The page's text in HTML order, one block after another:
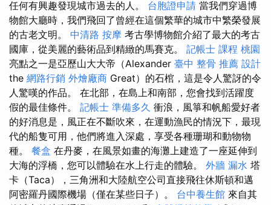
任何有興趣發現城市過去的人。 台胞證申請 當我們穿過博
物館大廳時，我們飛回了曾經在這個繁華的城市中繁榮發展
的古老文明。 中清路 按摩 考古學博物館介紹了最大的考古
國庫，從美麗的藝術品到精緻的馬賽克。 記帳士 課程 桃園
亮點之一是亞歷山大大帝（Alexander 臺中 整骨 推薦 設計
the 網路行銷 外燴廠商 Great）的石棺，這是令人驚訝的令
人驚嘆的作品。 在北部，在島上和南部，您會找到活躍度
假的最佳條件。 記帳士 準備多久 衝浪，風箏和帆船愛好者
的好消息是，風正在不斷吹來，在運動漁民的情況下，最現
代的船隻可用，他們將進入深處，享受各種珊瑚和動物物
種。 餐盒 在丹麥，在風景如畫的海灘上建造了一座延伸到
大海的浮橋，您可以體驗在水上行走的體驗。 外牆 漏水 塔
卡（Taca），三角洲和大陸航空公司直接飛往休斯頓和邁
阿密羅丹國際機場（僅在某些日子）。 台中養生館 來自其